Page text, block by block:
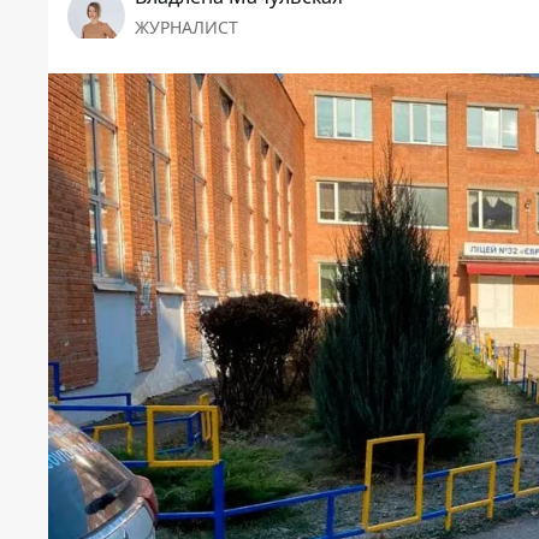
ЖУРНАЛИСТ